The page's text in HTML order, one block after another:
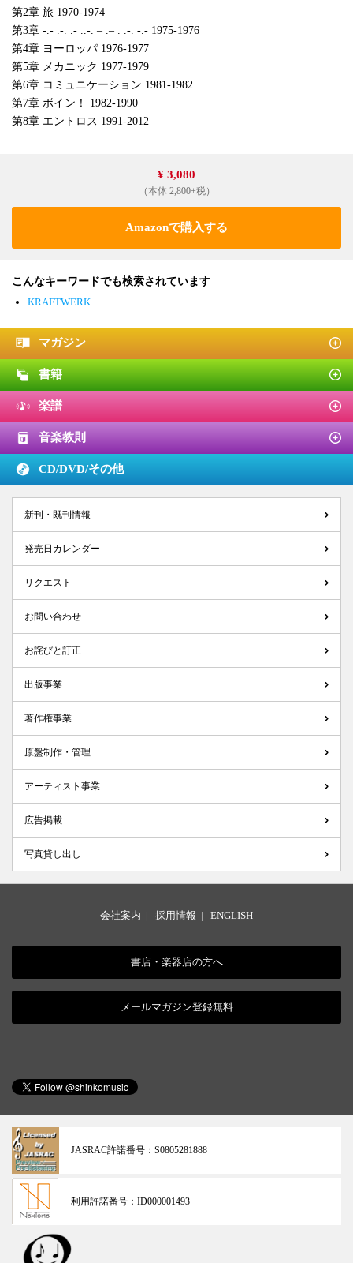
第2章 旅 1970-1974
第3章 -.- .-. .- ..-. – .– . .-. -.- 1975-1976
第4章 ヨーロッパ 1976-1977
第5章 メカニック 1977-1979
第6章 コミュニケーション 1981-1982
第7章 ボイン！ 1982-1990
第8章 エントロス 1991-2012
¥ 3,080
（本体 2,800+税）
Amazonで購入する
こんなキーワードでも検索されています
KRAFTWERK
マガジン
書籍
楽譜
音楽教則
CD/DVD/その他
新刊・既刊情報
発売日カレンダー
リクエスト
お問い合わせ
お詫びと訂正
出版事業
著作権事業
原盤制作・管理
アーティスト事業
広告掲載
写真貸し出し
会社案内 | 採用情報 | ENGLISH
書店・楽器店の方へ
メールマガジン登録無料
JASRAC許諾番号： S0805281888
利用許諾番号： ID000001493